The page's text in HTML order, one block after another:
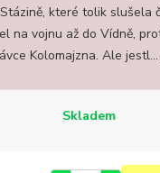
které tolik slušela
na vojnu až do Vídně,
Kolomajzna. Ale jestl...
Skladem